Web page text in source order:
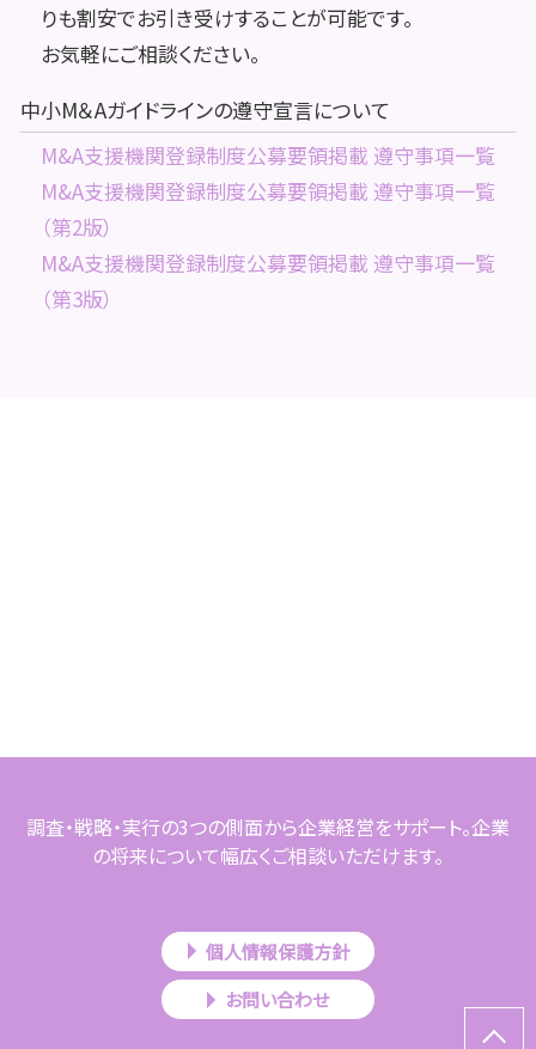
りも割安でお引き受けすることが可能です。
お気軽にご相談ください。
中小M＆Aガイドラインの遵守宣言について
M&A支援機関登録制度公募要領掲載 遵守事項一覧
M&A支援機関登録制度公募要領掲載 遵守事項一覧
（第2版）
M&A支援機関登録制度公募要領掲載 遵守事項一覧
（第3版）
調査・戦略・実行の3つの側面から企業経営をサポート。企業
の将来について幅広くご相談いただけます。
個人情報保護方針
お問い合わせ